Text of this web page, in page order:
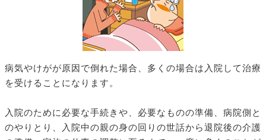
病気やけがが原因で倒れた場合、多くの場合は入院して治療
を受けることになります。
入院のために必要な手続きや、必要なものの準備、病院側と
のやりとり、入院中の親の身の回りの世話から退院後の介護